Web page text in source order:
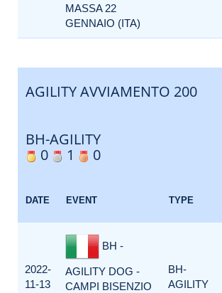
MASSA 22
GENNAIO (ITA)
AGILITY AVVIAMENTO 200
BH-AGILITY
0
1 0
DATE EVENT TYPE
2022-
11-13
BH -
AGILITY DOG -
CAMPI BISENZIO
BH-
AGILITY